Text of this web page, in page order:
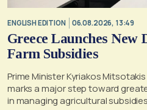
ENGLISH EDITION 06.08.2026, 13:49
Greece Launches
Farm Subsidies
Prime Minister Kyriakos
marks a major step toward
in managing agricultural